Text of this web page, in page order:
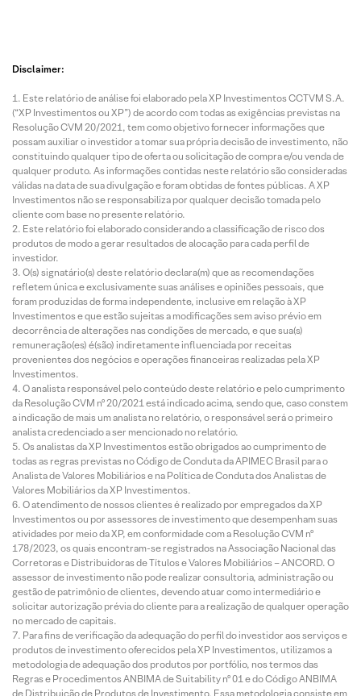
Disclaimer:
Este relatório de análise foi elaborado pela XP Investimentos CCTVM S.A.
(“XP Investimentos ou XP”) de acordo com todas as exigências previstas na
Resolução CVM 20/2021, tem como objetivo fornecer informações que
possam auxiliar o investidor a tomar sua própria decisão de investimento, não
constituindo qualquer tipo de oferta ou solicitação de compra e/ou venda de
qualquer produto. As informações contidas neste relatório são consideradas
válidas na data de sua divulgação e foram obtidas de fontes públicas. A XP
Investimentos não se responsabiliza por qualquer decisão tomada pelo
cliente com base no presente relatório.
Este relatório foi elaborado considerando a classificação de risco dos
produtos de modo a gerar resultados de alocação para cada perfil de
investidor.
O(s) signatário(s) deste relatório declara(m) que as recomendações
refletem única e exclusivamente suas análises e opiniões pessoais, que
foram produzidas de forma independente, inclusive em relação à XP
Investimentos e que estão sujeitas a modificações sem aviso prévio em
decorrência de alterações nas condições de mercado, e que sua(s)
remuneração(es) é(são) indiretamente influenciada por receitas
provenientes dos negócios e operações financeiras realizadas pela XP
Investimentos.
O analista responsável pelo conteúdo deste relatório e pelo cumprimento
da Resolução CVM nº 20/2021 está indicado acima, sendo que, caso constem
a indicação de mais um analista no relatório, o responsável será o primeiro
analista credenciado a ser mencionado no relatório.
Os analistas da XP Investimentos estão obrigados ao cumprimento de
todas as regras previstas no Código de Conduta da APIMEC Brasil para o
Analista de Valores Mobiliários e na Política de Conduta dos Analistas de
Valores Mobiliários da XP Investimentos.
O atendimento de nossos clientes é realizado por empregados da XP
Investimentos ou por assessores de investimento que desempenham suas
atividades por meio da XP, em conformidade com a Resolução CVM nº
178/2023, os quais encontram-se registrados na Associação Nacional das
Corretoras e Distribuidoras de Títulos e Valores Mobiliários – ANCORD. O
assessor de investimento não pode realizar consultoria, administração ou
gestão de patrimônio de clientes, devendo atuar como intermediário e
solicitar autorização prévia do cliente para a realização de qualquer operação
no mercado de capitais.
Para fins de verificação da adequação do perfil do investidor aos serviços e
produtos de investimento oferecidos pela XP Investimentos, utilizamos a
metodologia de adequação dos produtos por portfólio, nos termos das
Regras e Procedimentos ANBIMA de Suitability nº 01 e do Código ANBIMA
de Distribuição de Produtos de Investimento. Essa metodologia consiste em